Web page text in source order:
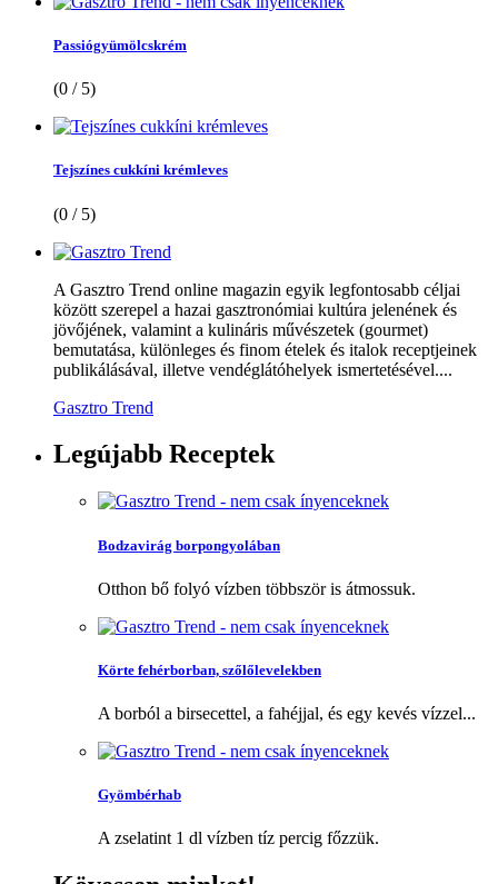
Passiógyümölcskrém
(0 / 5)
Tejszínes cukkíni krémleves
(0 / 5)
A Gasztro Trend online magazin egyik legfontosabb céljai
között szerepel a hazai gasztronómiai kultúra jelenének és
jövőjének, valamint a kulináris művészetek (gourmet)
bemutatása, különleges és finom ételek és italok receptjeinek
publikálásával, illetve vendéglátóhelyek ismertetésével....
Gasztro Trend
Legújabb Receptek
Bodzavirág borpongyolában
Otthon bő folyó vízben többször is átmossuk.
Körte fehérborban, szőlőlevelekben
A borból a birsecettel, a fahéjjal, és egy kevés vízzel...
Gyömbérhab
A zselatint 1 dl vízben tíz percig főzzük.